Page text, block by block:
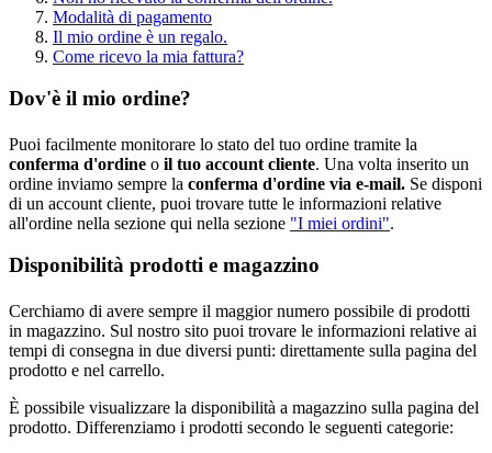
Modalità di pagamento
Il mio ordine è un regalo.
Come ricevo la mia fattura?
Dov'è il mio ordine?
Puoi facilmente monitorare lo stato del tuo ordine tramite la
conferma d'ordine o il tuo account cliente. Una volta inserito un
ordine inviamo sempre la conferma d'ordine via e-mail. Se disponi
di un account cliente, puoi trovare tutte le informazioni relative
all'ordine nella sezione qui nella sezione "I miei ordini".
Disponibilità prodotti e magazzino
Cerchiamo di avere sempre il maggior numero possibile di prodotti
in magazzino. Sul nostro sito puoi trovare le informazioni relative ai
tempi di consegna in due diversi punti: direttamente sulla pagina del
prodotto e nel carrello.
È possibile visualizzare la disponibilità a magazzino sulla pagina del
prodotto. Differenziamo i prodotti secondo le seguenti categorie: